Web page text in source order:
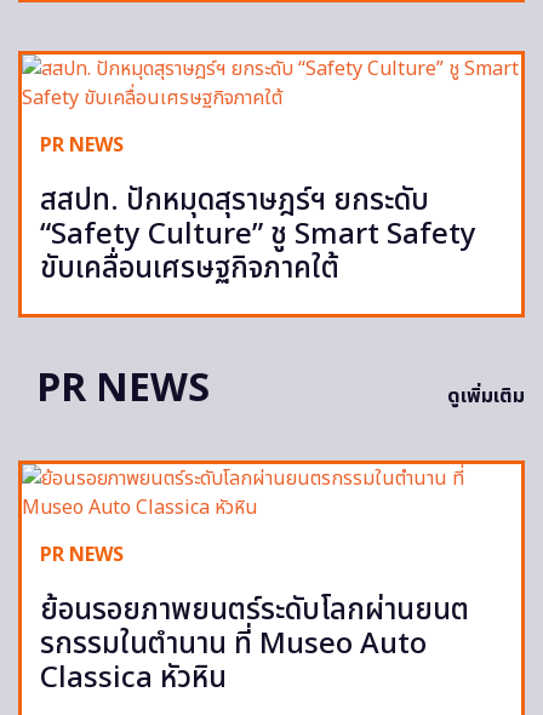
PR NEWS
สสปท. ปักหมุดสุราษฎร์ฯ ยกระดับ
“Safety Culture” ชู Smart Safety
ขับเคลื่อนเศรษฐกิจภาคใต้
PR NEWS ดูเพิ่มเติม
PR NEWS
ย้อนรอยภาพยนตร์ระดับโลกผ่านยนต
รกรรมในตำนาน ที่ Museo Auto
Classica หัวหิน